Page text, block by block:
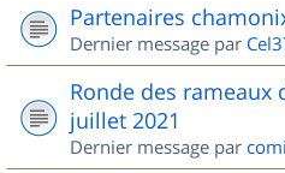
Partenaires
Dernier message par
Ronde des rameaux
juillet 2021
Dernier message par